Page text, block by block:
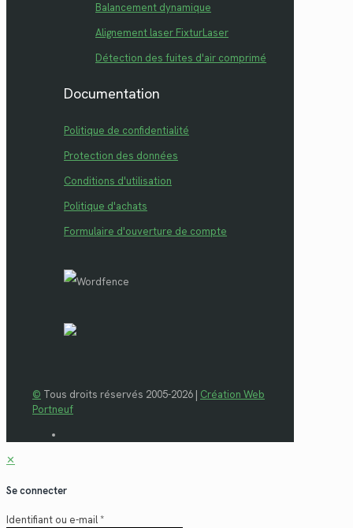
Balancement dynamique
Alignement laser FixturLaser
Détection des fuites d'air comprimé
Documentation
Politique de confidentialité
Protection des données
Conditions d'utilisation
Politique d'achats
Formulaire d'ouverture de compte
© Tous droits réservés 2005-2026 | Création Web
Portneuf
✕
Se connecter
Identifiant ou e-mail*